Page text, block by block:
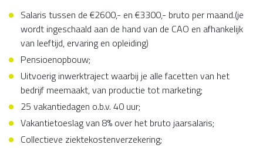
Salaris tussen de €2600,- en €3300,- bruto per maand.(je
wordt ingeschaald aan de hand van de CAO en afhankelijk
van leeftijd, ervaring en opleiding)
Pensioenopbouw;
Uitvoerig inwerktraject waarbij je alle facetten van het
bedrijf meemaakt, van productie tot marketing;
25 vakantiedagen o.b.v. 40 uur;
Vakantietoeslag van 8% over het bruto jaarsalaris;
Collectieve ziektekostenverzekering;